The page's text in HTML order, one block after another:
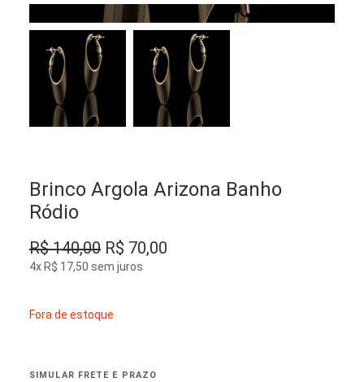
Brinco Argola Arizona Banho
Ródio
R$140,00 O
preço
R$ 140,00.
R$ 70,00
4x R$ 17,50 sem juros
Fora de estoque
SIMULAR FRETE E PRAZO